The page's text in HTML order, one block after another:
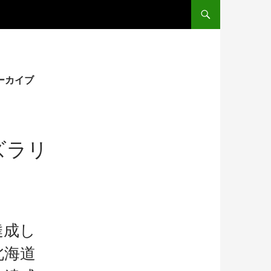
カイブ
リ
し
道